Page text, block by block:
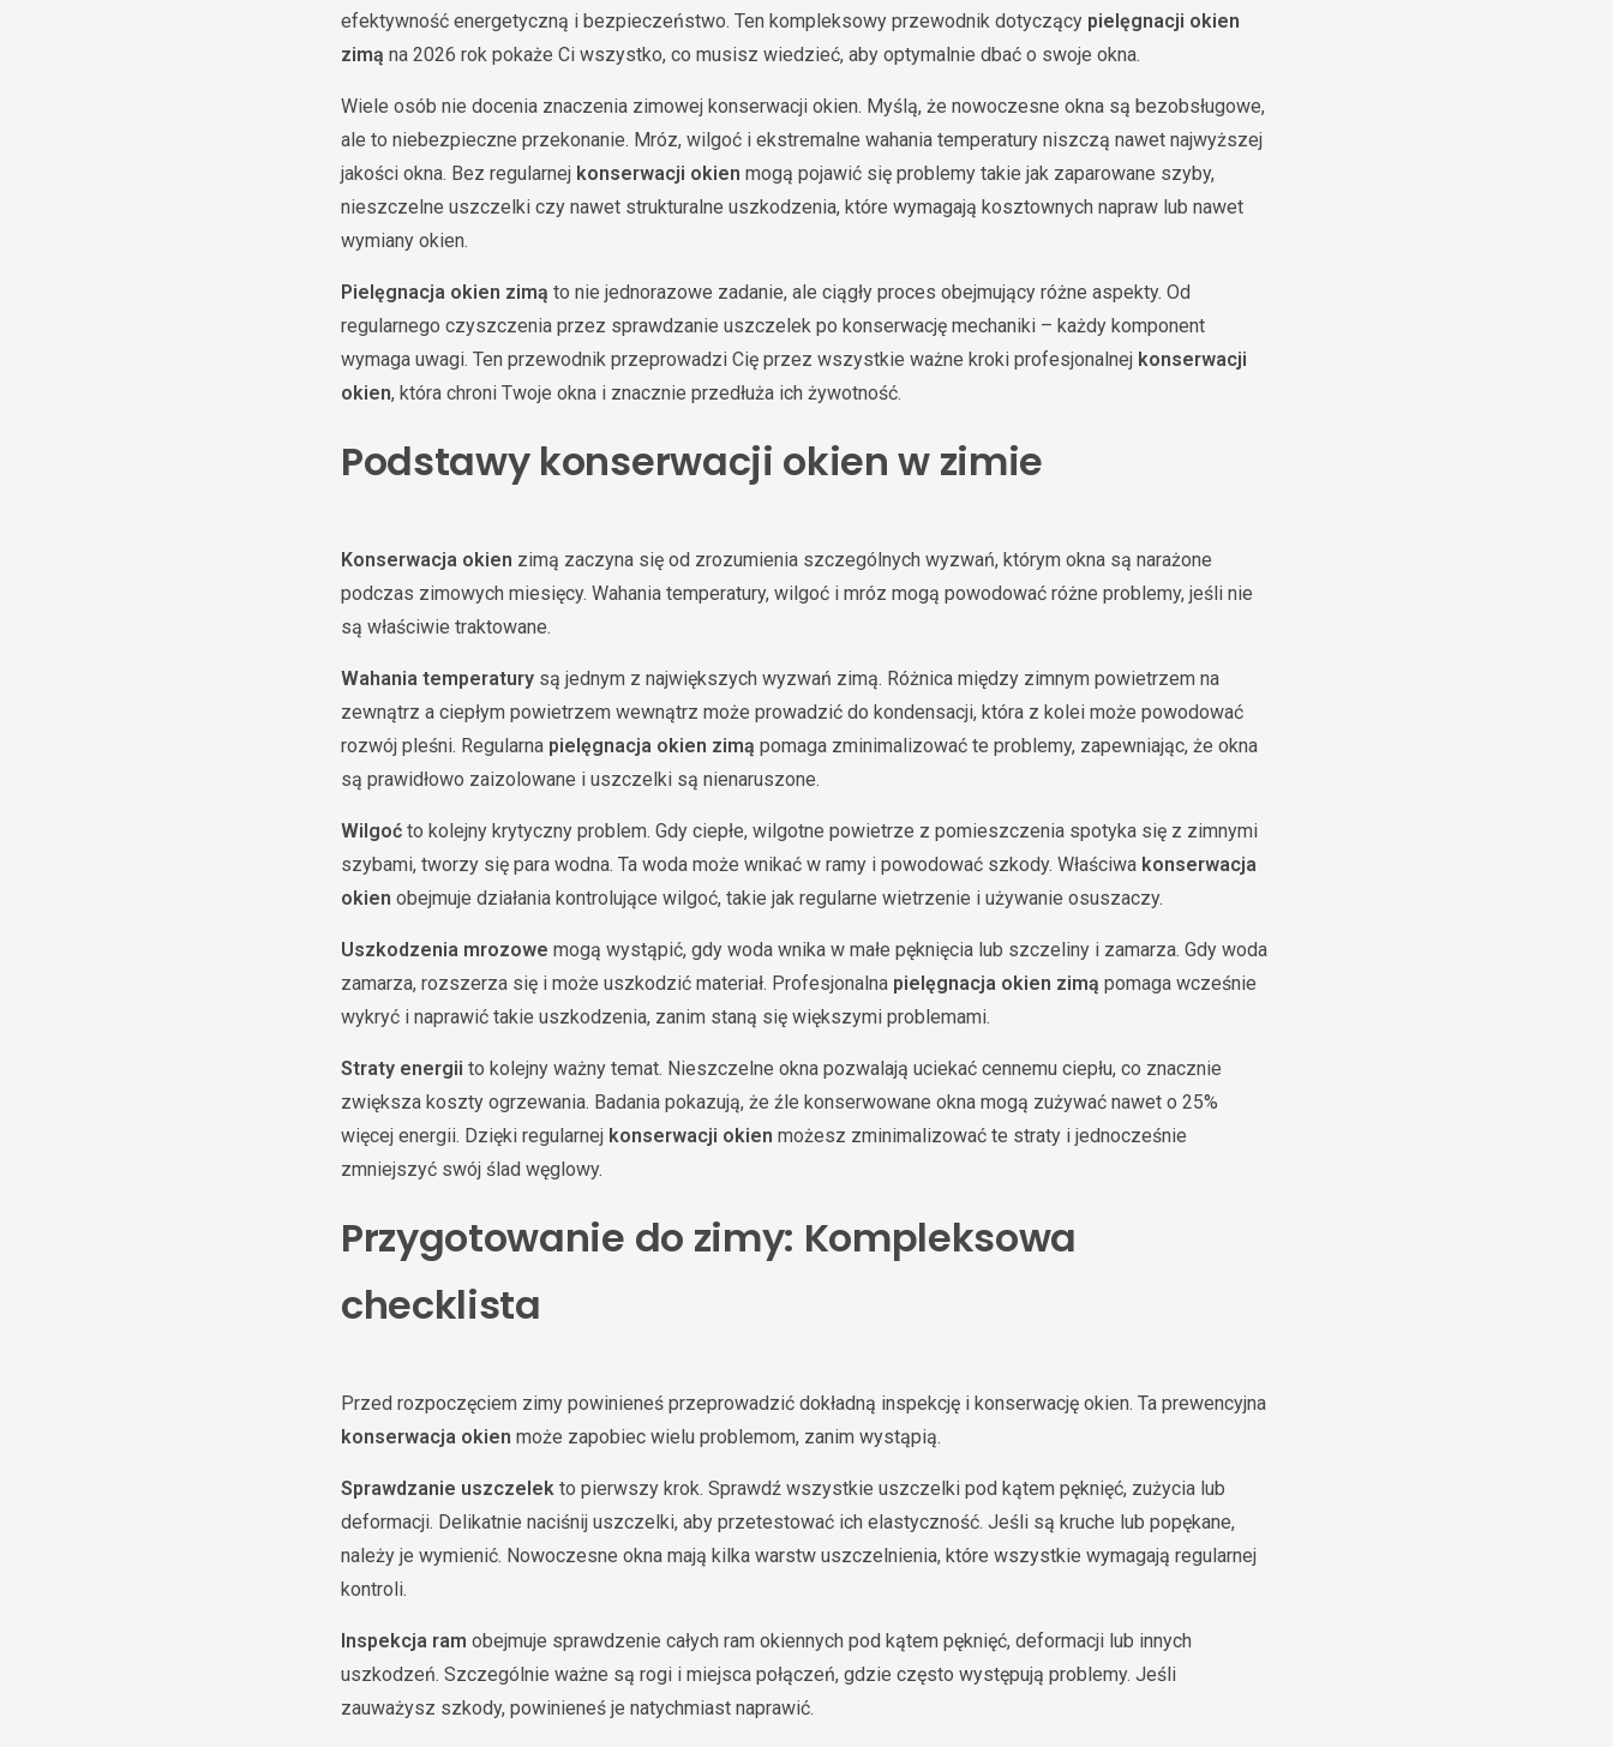
efektywność energetyczną i bezpieczeństwo. Ten kompleksowy przewodnik dotyczący pielęgnacji okien
zimą na 2026 rok pokaże Ci wszystko, co musisz wiedzieć, aby optymalnie dbać o swoje okna.
Wiele osób nie docenia znaczenia zimowej konserwacji okien. Myślą, że nowoczesne okna są bezobsługowe,
ale to niebezpieczne przekonanie. Mróz, wilgoć i ekstremalne wahania temperatury niszczą nawet najwyższej
jakości okna. Bez regularnej konserwacji okien mogą pojawić się problemy takie jak zaparowane szyby,
nieszczelne uszczelki czy nawet strukturalne uszkodzenia, które wymagają kosztownych napraw lub nawet
wymiany okien.
Pielęgnacja okien zimą to nie jednorazowe zadanie, ale ciągły proces obejmujący różne aspekty. Od
regularnego czyszczenia przez sprawdzanie uszczelek po konserwację mechaniki – każdy komponent
wymaga uwagi. Ten przewodnik przeprowadzi Cię przez wszystkie ważne kroki profesjonalnej konserwacji
okien, która chroni Twoje okna i znacznie przedłuża ich żywotność.
Podstawy konserwacji okien w zimie
Konserwacja okien zimą zaczyna się od zrozumienia szczególnych wyzwań, którym okna są narażone
podczas zimowych miesięcy. Wahania temperatury, wilgoć i mróz mogą powodować różne problemy, jeśli nie
są właściwie traktowane.
Wahania temperatury są jednym z największych wyzwań zimą. Różnica między zimnym powietrzem na
zewnątrz a ciepłym powietrzem wewnątrz może prowadzić do kondensacji, która z kolei może powodować
rozwój pleśni. Regularna pielęgnacja okien zimą pomaga zminimalizować te problemy, zapewniając, że okna
są prawidłowo zaizolowane i uszczelki są nienaruszone.
Wilgoć to kolejny krytyczny problem. Gdy ciepłe, wilgotne powietrze z pomieszczenia spotyka się z zimnymi
szybami, tworzy się para wodna. Ta woda może wnikać w ramy i powodować szkody. Właściwa konserwacja
okien obejmuje działania kontrolujące wilgoć, takie jak regularne wietrzenie i używanie osuszaczy.
Uszkodzenia mrozowe mogą wystąpić, gdy woda wnika w małe pęknięcia lub szczeliny i zamarza. Gdy woda
zamarza, rozszerza się i może uszkodzić materiał. Profesjonalna pielęgnacja okien zimą pomaga wcześnie
wykryć i naprawić takie uszkodzenia, zanim staną się większymi problemami.
Straty energii to kolejny ważny temat. Nieszczelne okna pozwalają uciekać cennemu ciepłu, co znacznie
zwiększa koszty ogrzewania. Badania pokazują, że źle konserwowane okna mogą zużywać nawet o 25%
więcej energii. Dzięki regularnej konserwacji okien możesz zminimalizować te straty i jednocześnie
zmniejszyć swój ślad węglowy.
Przygotowanie do zimy: Kompleksowa
checklista
Przed rozpoczęciem zimy powinieneś przeprowadzić dokładną inspekcję i konserwację okien. Ta prewencyjna
konserwacja okien może zapobiec wielu problemom, zanim wystąpią.
Sprawdzanie uszczelek to pierwszy krok. Sprawdź wszystkie uszczelki pod kątem pęknięć, zużycia lub
deformacji. Delikatnie naciśnij uszczelki, aby przetestować ich elastyczność. Jeśli są kruche lub popękane,
należy je wymienić. Nowoczesne okna mają kilka warstw uszczelnienia, które wszystkie wymagają regularnej
kontroli.
Inspekcja ram obejmuje sprawdzenie całych ram okiennych pod kątem pęknięć, deformacji lub innych
uszkodzeń. Szczególnie ważne są rogi i miejsca połączeń, gdzie często występują problemy. Jeśli
zauważysz szkody, powinieneś je natychmiast naprawić.